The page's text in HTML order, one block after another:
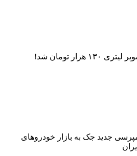
۱۳۰ هزار تومان شد!
جدید جک به بازار خودروهای